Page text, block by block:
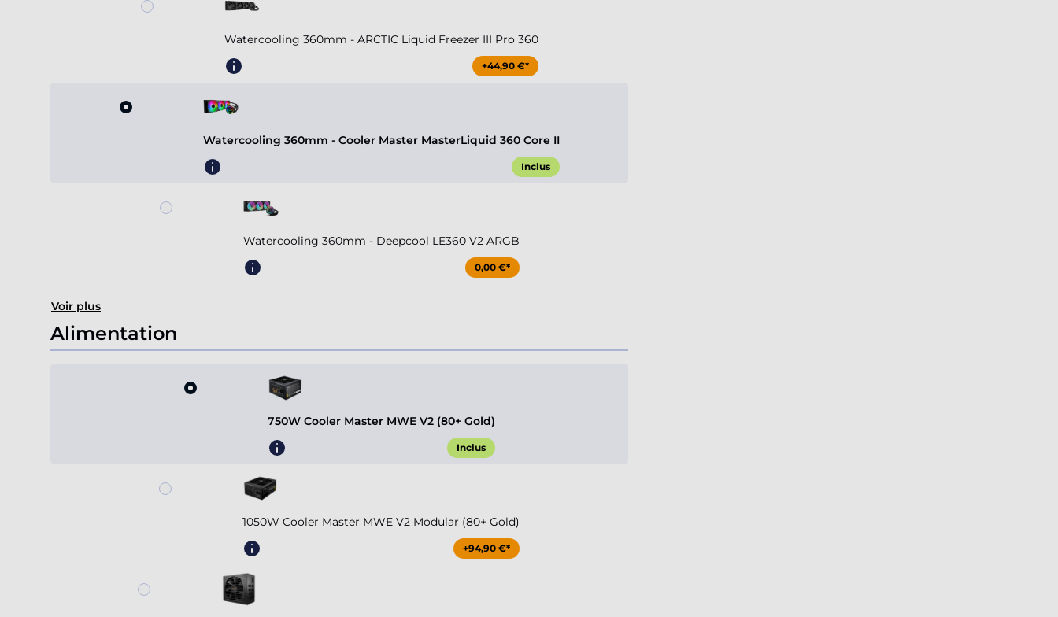
Watercooling 360mm - ARCTIC Liquid Freezer III Pro 360
+44,90 €*
Watercooling 360mm - Cooler Master MasterLiquid 360 Core II
Inclus
Watercooling 360mm - Deepcool LE360 V2 ARGB
0,00 €*
Voir plus
Alimentation
750W Cooler Master MWE V2 (80+ Gold)
Inclus
1050W Cooler Master MWE V2 Modular (80+ Gold)
+94,90 €*